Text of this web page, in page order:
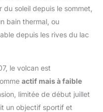
soleil depuis le sommet,
bain thermal, ou
depuis les rives du lac
le volcan est
actif mais à faible
limitée de début juillet
un objectif sportif et